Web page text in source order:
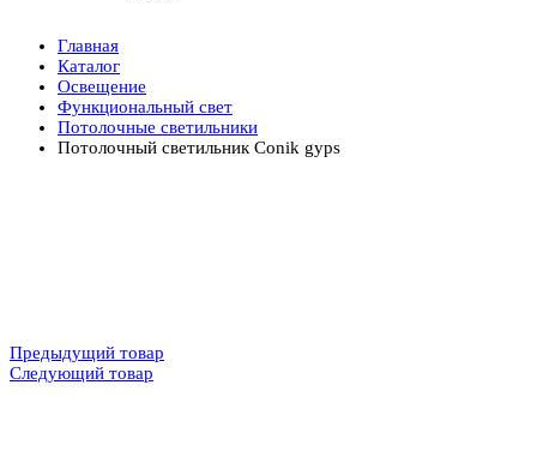
Главная
Каталог
Освещение
Функциональный свет
Потолочные светильники
Потолочный светильник Conik gyps
Предыдущий товар
Следующий товар